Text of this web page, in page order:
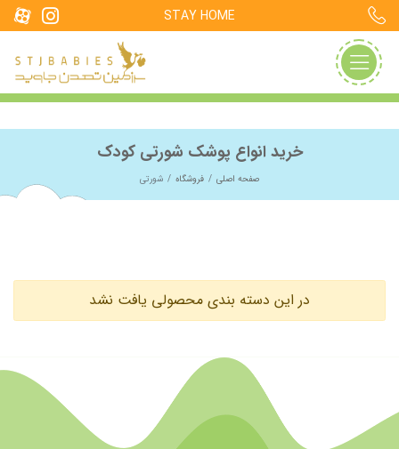
STAY HOME
خرید انواع پوشک شورتی کودک
صفحه اصلی فروشگاه شورتی
در این دسته بندی محصولی یافت نشد